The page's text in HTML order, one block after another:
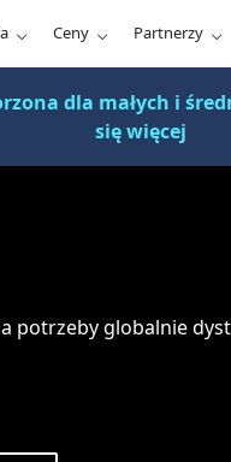
Ceny Partnerzy
dla małych i
się więcej
potrzeby globalnie